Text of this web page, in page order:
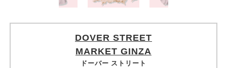
DOVER STREET
MARKET GINZA
ドーバー ストリート